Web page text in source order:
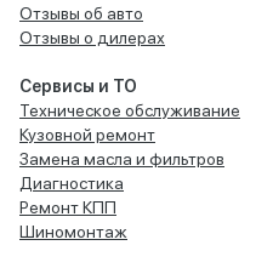
Отзывы об авто
Отзывы о дилерах
Сервисы и ТО
Техническое обслуживание
Кузовной ремонт
Замена масла и фильтров
Диагностика
Ремонт КПП
Шиномонтаж